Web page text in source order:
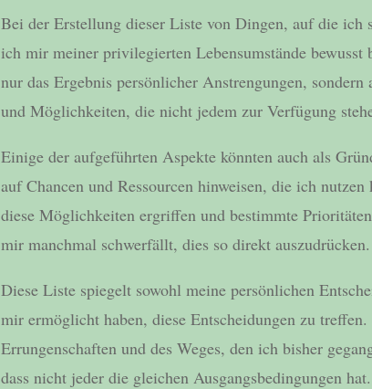
Bei der Erstellung dieser Liste von Dingen, auf die
ich mir meiner privilegierten Lebensumstände
nur das Ergebnis persönlicher Anstrengungen,
und Möglichkeiten, die nicht jedem zur Verfügung
Einige der aufgeführten Aspekte könnten auch als
auf Chancen und Ressourcen hinweisen, die ich
diese Möglichkeiten ergriffen und bestimmte
mir manchmal schwerfällt, dies so direkt auszudrücken.
Diese Liste spiegelt sowohl meine persönlichen
mir ermöglicht haben, diese Entscheidungen zu
Errungenschaften und des Weges, den ich bisher
dass nicht jeder die gleichen Ausgangsbedingungen hat.